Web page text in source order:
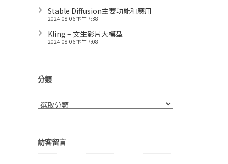
Stable Diffusion主要功能和應用
2024-08-06 下午 7:38
Kling – 文生影片大模型
2024-08-06 下午 7:08
分類
分
訪客留言